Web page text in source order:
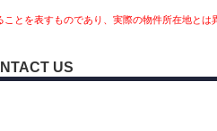
とを表すものであり、実際の物件所在地とは
US